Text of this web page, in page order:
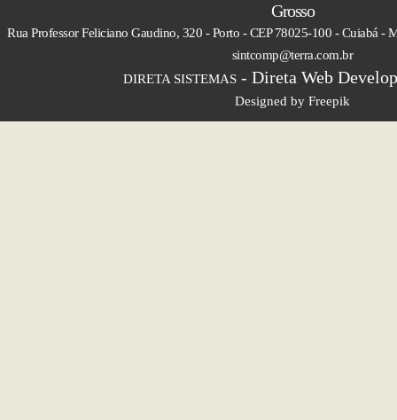
Grosso
Rua Professor Feliciano Gaudino, 320 - Porto - CEP 78025-100 - Cuiabá -
sintcomp@terra.com.br
DIRETA SISTEMAS- Direta Web
Designed by Freepik